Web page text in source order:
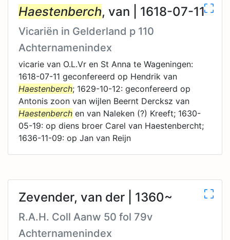
Haestenberch, van | 1618-07-11
Vicariën in Gelderland p 110
Achternamenindex
vicarie van O.L.Vr en St Anna te Wageningen:
1618-07-11 geconfereerd op Hendrik van
Haestenberch; 1629-10-12: geconfereerd op
Antonis zoon van wijlen Beernt Dercksz van
Haestenberch en van Naleken (?) Kreeft; 1630-
05-19: op diens broer Carel van Haestenbercht;
1636-11-09: op Jan van Reijn
Zevender, van der | 1360~
R.A.H. Coll Aanw 50 fol 79v
Achternamenindex